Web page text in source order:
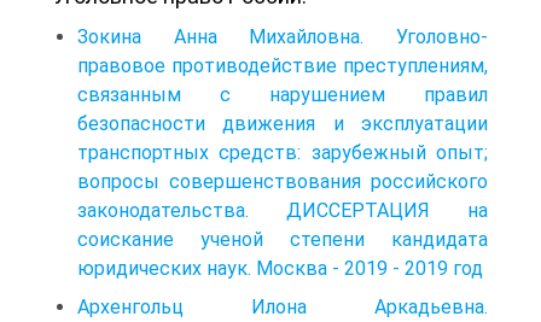
Зокина Анна Михайловна. Уголовно-
правовое противодействие преступлениям,
связанным с нарушением правил
безопасности движения и эксплуатации
транспортных средств: зарубежный опыт;
вопросы совершенствования российского
законодательства. ДИССЕРТАЦИЯ на
соискание ученой степени кандидата
юридических наук. Москва - 2019 - 2019 год
Архенгольц Илона Аркадьевна.